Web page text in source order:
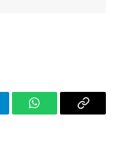
WhatsAppCopy